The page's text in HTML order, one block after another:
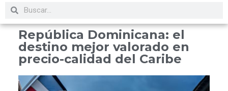
República Dominicana: el
destino mejor valorado en
precio-calidad del Caribe